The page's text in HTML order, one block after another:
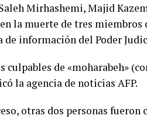
Mirhashemi, Majid
la muerte de tres
de información del Poder
culpables de «moharabeh»
la agencia de noticias AFP.
otras dos personas fueron